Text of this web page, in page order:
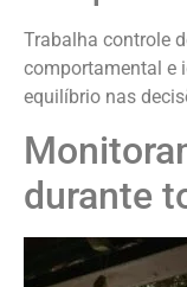
Trabalha controle
comportamental e
equilíbrio nas
durante